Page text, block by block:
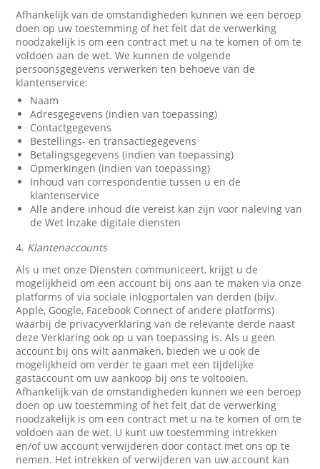
Afhankelijk van de omstandigheden kunnen we een beroep
doen op uw toestemming of het feit dat de verwerking
noodzakelijk is om een contract met u na te komen of om te
voldoen aan de wet. We kunnen de volgende
persoonsgegevens verwerken ten behoeve van de
klantenservice:
Naam
Adresgegevens (indien van toepassing)
Contactgegevens
Bestellings- en transactiegegevens
Betalingsgegevens (indien van toepassing)
Opmerkingen (indien van toepassing)
Inhoud van correspondentie tussen u en de
klantenservice
Alle andere inhoud die vereist kan zijn voor naleving van
de Wet inzake digitale diensten
4. Klantenaccounts
Als u met onze Diensten communiceert, krijgt u de
mogelijkheid om een account bij ons aan te maken via onze
platforms of via sociale inlogportalen van derden (bijv.
Apple, Google, Facebook Connect of andere platforms)
waarbij de privacyverklaring van de relevante derde naast
deze Verklaring ook op u van toepassing is. Als u geen
account bij ons wilt aanmaken, bieden we u ook de
mogelijkheid om verder te gaan met een tijdelijke
gastaccount om uw aankoop bij ons te voltooien.
Afhankelijk van de omstandigheden kunnen we een beroep
doen op uw toestemming of het feit dat de verwerking
noodzakelijk is om een contract met u na te komen of om te
voldoen aan de wet. U kunt uw toestemming intrekken
en/of uw account verwijderen door contact met ons op te
nemen. Het intrekken of verwijderen van uw account kan